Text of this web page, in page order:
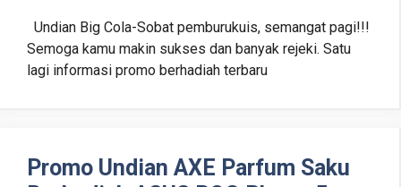
Undian Big Cola-Sobat pemburukuis, semangat pagi!!!
Semoga kamu makin sukses dan banyak rejeki. Satu
lagi informasi promo berhadiah terbaru
Promo Undian AXE Parfum Saku